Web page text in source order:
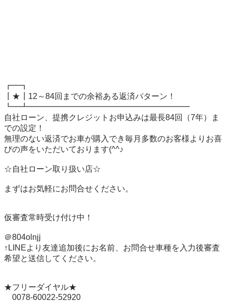
┏━┓
┃★┃12～84回までの余裕ある返済パターン！
┗━┻━━━━━━━━━━━━━━━━━━━━
自社ローン、提携クレジットお申込みは最長84回（7年）ま
での設定！
無理のない返済でお車が購入でき毎月多数のお客様よりお喜
びの声をいただいております(^^♪
☆自社ローン取り扱い店☆
まずはお気軽にお問合せください。
仮審査常時受け付け中！
＠804olnjj
↑LINEより友達追加後にお名前、お問合せ車種を入力後審査
希望と送信してください。
★フリーダイヤル★
0078-60022-52920